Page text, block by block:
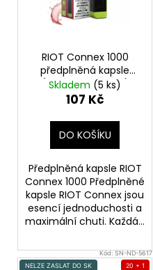
RIOT Connex 1000
předplněná kapsle
(Watermelon Ice)
18mg
Skladem (5 ks)
107 Kč
DO KOŠÍKU
Předplněná kapsle RIOT
Connex 1000 Předplněné
kapsle RIOT Connex jsou
esencí jednoduchosti a
maximální chuti. Každá...
Kód:SN-ND-5617
NELZE ZASLAT DO SK
20 + 1